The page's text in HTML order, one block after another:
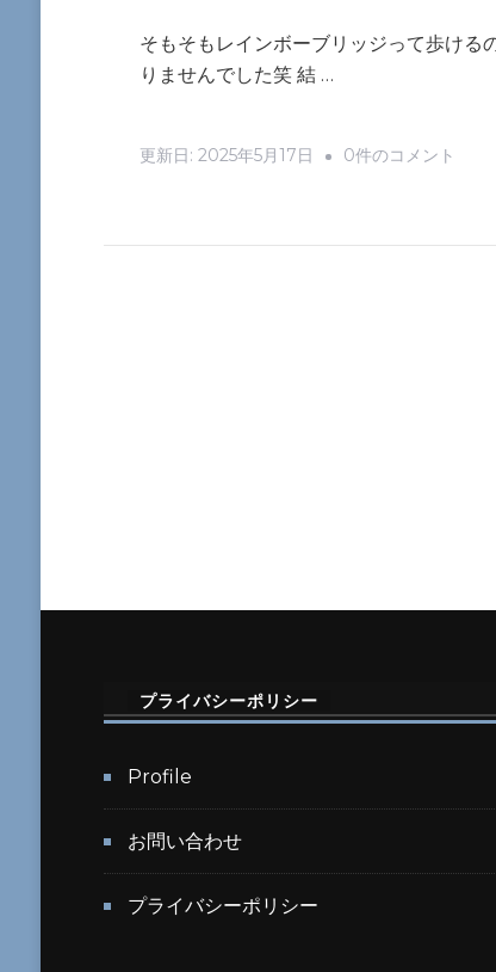
そもそもレインボーブリッジって歩ける
りませんでした笑 結 …
更新日: 2025年5月17日
歩
0件のコメント
プライバシーポリシー
Profile
お問い合わせ
プライバシーポリシー